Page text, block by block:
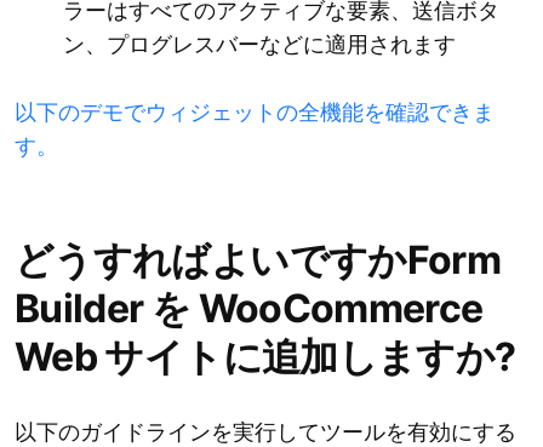
ラーはすべてのアクティブな要素、送信ボタ
ン、プログレスバーなどに適用されます
以下のデモでウィジェットの全機能を確認できま
す。
どうすればよいですかForm
Builder を WooCommerce
Web サイトに追加しますか?
以下のガイドラインを実行してツールを有効にする